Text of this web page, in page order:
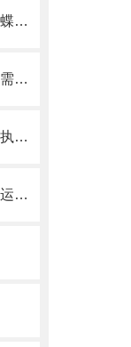
如何选择优质的不锈钢金属硬密封蝶阀？
电动高温蝶阀想要达到高温效果，需要满足以下几个要求
气动两路分料阀是旋转阀盘与气动执行器的“智能分流密码”
燃气管道燃气球阀安全控制与高效运行的“核心开关”